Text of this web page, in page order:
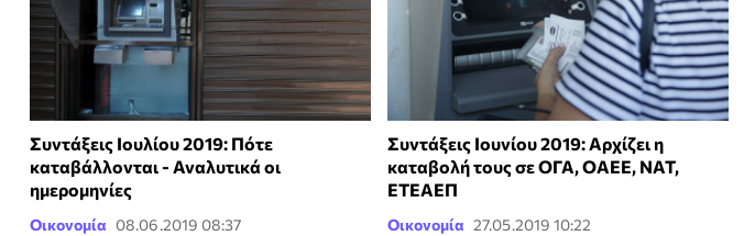
Συντάξεις Ιουλίου 2019: Πότε
καταβάλλονται - Αναλυτικά οι
ημερομηνίες
Οικονομία 08.06.2019 08:37
Συντάξεις Ιουνίου 2019: Αρχίζει η
καταβολή τους σε ΟΓΑ, ΟΑΕΕ, ΝΑΤ,
ΕΤΕΑΕΠ
Οικονομία 27.05.2019 10:22